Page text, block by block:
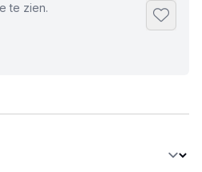
te zien.